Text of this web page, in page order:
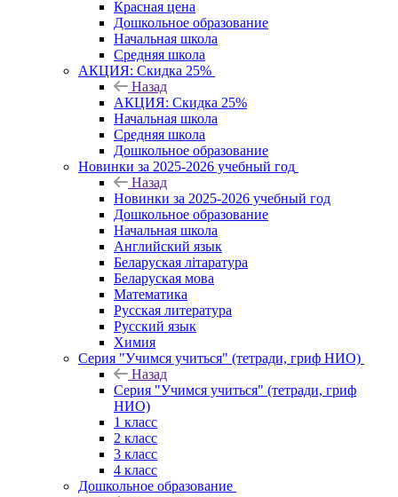
Красная цена
Дошкольное образование
Начальная школа
Средняя школа
АКЦИЯ: Скидка 25%
Назад
АКЦИЯ: Скидка 25%
Начальная школа
Средняя школа
Дошкольное образование
Новинки за 2025-2026 учебный год
Назад
Новинки за 2025-2026 учебный год
Дошкольное образование
Начальная школа
Английский язык
Беларуская літаратура
Беларуская мова
Математика
Русская литература
Русский язык
Химия
Серия "Учимся учиться" (тетради, гриф НИО)
Назад
Серия "Учимся учиться" (тетради, гриф
НИО)
1 класс
2 класс
3 класс
4 класс
Дошкольное образование